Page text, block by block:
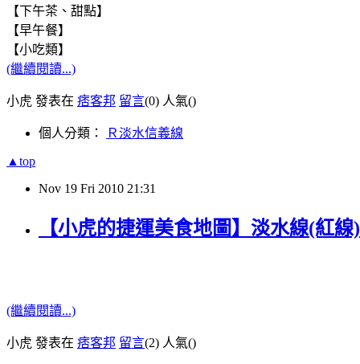
【下午茶、甜點】
【早午餐】
【小吃類】
(繼續閱讀...)
小虎 發表在 痞客邦 留言(0) 人氣()
個人分類： Ｒ淡水信義線
▲top
Nov 19 Fri 2010 21:31
【小虎的捷運美食地圖】淡水線(紅
(繼續閱讀...)
小虎 發表在 痞客邦 留言(2) 人氣()